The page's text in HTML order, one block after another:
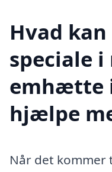
Hvad
speciale
emhætte
hjælpe
Når det